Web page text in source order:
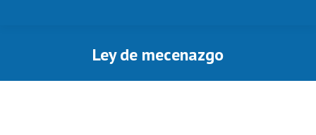
Ley de mecenazgo